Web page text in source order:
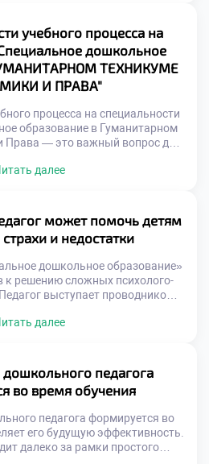
новшеств начинается еще на
подготовки студентов. Будущие
методики работы с детьми.
знания закрепляются […]
учебного процесса на
дошкольное
ТЕХНИКУМЕ
И ПРАВА"
процесса на специальности
образование в Гуманитарном
Права — это важный вопрос для
направленность. Студенты
под современные требования
на формировании […]
далее
может помочь детям
и недостатки
дошкольное образование»
к решению сложных психолого-
выступает проводником в
безопасной развивающей среды.
причины беспокойства. Он
переживания в ресурс для
помощь возвращает ребенку
далее
педагога
во время обучения
педагога формируется во
его будущую эффективность.
далеко за рамки простого